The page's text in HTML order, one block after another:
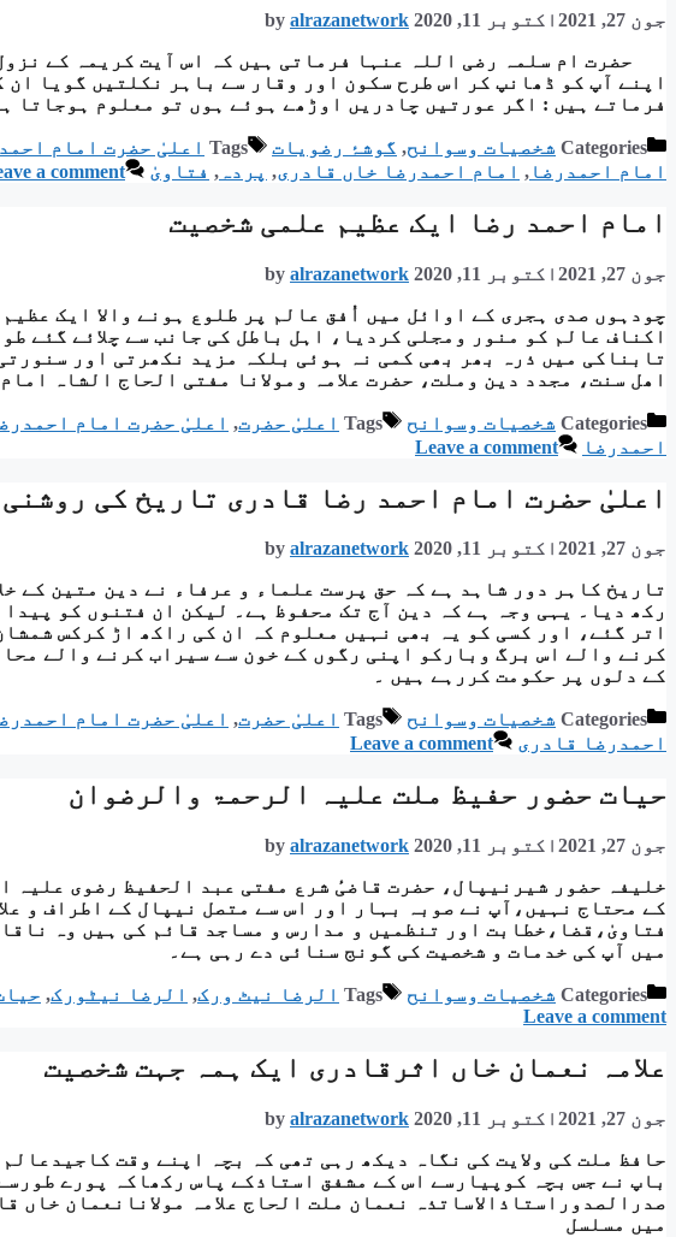
جون 27, 2021 اکتوبر 11, 2020 by alrazanetwork
حضرت ام سلمہ رضی اللہ عنہا فرماتی ہیں کہ اس آیت کریمہ کے
اپنے آپ کو ڈھانپ کر اس طرح سکون اور وقار سے باہر نکلتیں گویا
فرماتے ہیں : اگر عورتیں چادریں اوڑھے ہوئے ہوں تو معلوم ہوجاتا
Categories شخصیات وسوانح, گوشۂ رضویات Tags اعلیٰ حضرت امام
امام احمدرضا , امام احمدرضا خاں قادری, پردہ , فتاویٰ a comment
امام احمد رضا ایک عظیم علمی شخصیت
جون 27, 2021 اکتوبر 11, 2020 by alrazanetwork
چودہوں صدی ہجری کے اوائل میں اُفق عالم پر طلوع ہونے والا ایک
اکناف عالم کو منور ومجلی کردیا، اہل باطل کی جانب سے چلائے گئے
تابناکی میں ذرہ بھر بھی کمی نہ ہوئی بلکہ مزید نکھرتی اور
اھل سنت، مجدد دین وملت، حضرت علامہ ومولانا مفتی الحاج الشاہ
Categories شخصیات وسوانح Tags اعلیٰ حضرت, اعلیٰ حضرت امام
احمدرضا
Leave a comment
اعلیٰ حضرت امام احمد رضا قادری تاریخ کی
جون 27, 2021 اکتوبر 11, 2020 by alrazanetwork
تاریخ کاہر دور شاہد ہے کہ حق پرست علماء و عرفاء نے دین متین کے
رکھ دیا۔ یہی وجہ ہے کہ دین آج تک محفوظ ہے۔ لیکن ان فتنوں کو
اتر گئے، اور کسی کو یہ بھی نہیں معلوم کہ ان کی راکھ اڑ کرکس
کرنے والے اس برگ وبارکو اپنی رگوں کے خون سے سیراب کرنے والے
کے دلوں پر حکومت کررہے ہیں ۔
Categories شخصیات وسوانح Tags اعلیٰ حضرت, اعلیٰ حضرت امام
احمدرضا قادری
Leave a comment
حیات حضور حفیظ ملت علیہ الرحمۃ والرضوان
جون 27, 2021 اکتوبر 11, 2020 by alrazanetwork
خلیفہ حضور شیرنیپال، حضرت قاضیٔ شرع مفتی عبد الحفیظ رضوی علیہ
کے محتاج نہیں،آپ نے صوبہ بہار اور اس سے متصل نیپال کے اطراف و
فتاویٰ،قضا،خطابت اور تنظمیں و مدارس و مساجد قائم کی ہیں وہ
میں آپ کی خدمات و شخصیت کی گونج سنائی دے رہی ہے۔
Categories شخصیات وسوانح Tags الرضا نیٹ ورک, الرضا نیٹورک,
Leave a comment
علامہ نعمان خاں اثرقادری ایک ہمہ جہت شخصیت
جون 27, 2021 اکتوبر 11, 2020 by alrazanetwork
حافظ ملت کی ولایت کی نگاہ دیکھ رہی تھی کہ بچہ اپنے وقت
باپ نے جس بچہ کوپیارسے اس کے مشفق استاذکے پاس رکھاکہ پورے
صدرالصدوراستاذالاساتذہ نعمان ملت الحاج علامہ مولانانعمان
میں مسلسل